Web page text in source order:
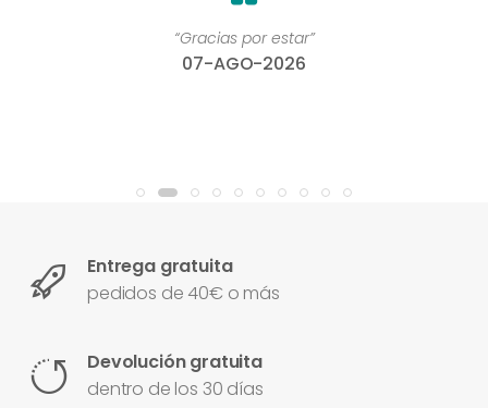
“Gracias por estar”
07-AGO-2026
Entrega gratuita
pedidos de 40€ o más
Devolución gratuita
dentro de los 30 días